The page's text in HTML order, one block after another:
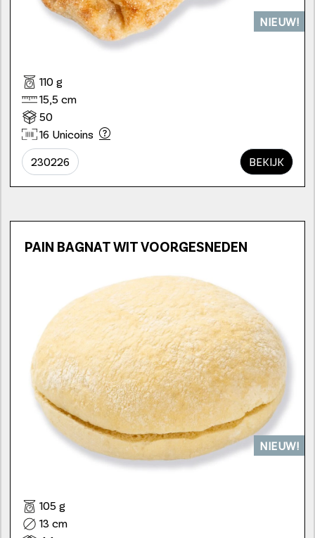
NIEUW!
110 g
15,5 cm
50
16 Unicoins
230226 BEKIJK
PAIN BAGNAT WIT VOORGESNEDEN
NIEUW!
105 g
13 cm